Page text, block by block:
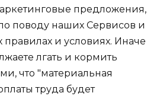
предложения,
поводу наших Сервисов и
и условиях. Иначе
лгать и кормить
что "материальная
труда будет